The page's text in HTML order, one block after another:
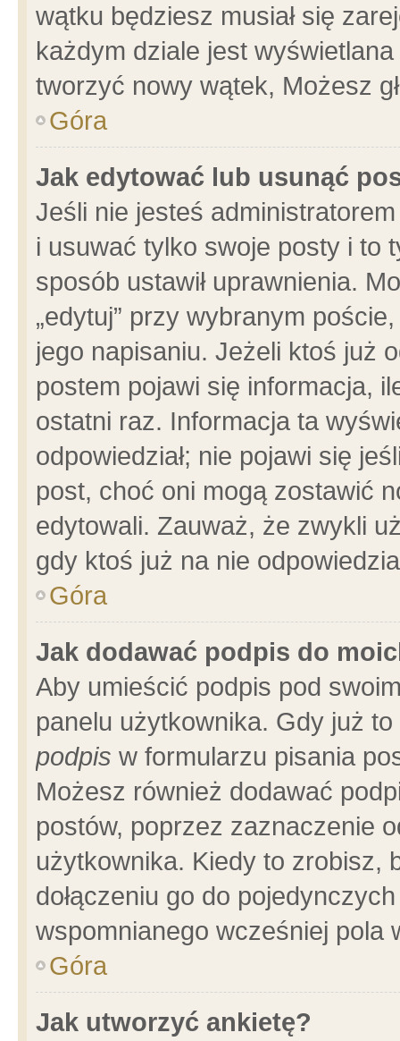
wątku będziesz musiał się
każdym dziale jest
tworzyć nowy wątek, Możesz
Góra
Jak edytować lub usunąć
Jeśli nie jesteś
i usuwać tylko swoje posty i to
sposób ustawił uprawnienia.
„edytuj” przy wybranym
jego napisaniu. Jeżeli ktoś już
postem pojawi się informacja,
ostatni raz. Informacja ta
odpowiedział; nie pojawi się
post, choć oni mogą zostawić
edytowali. Zauważ, że zwykli
gdy ktoś już na nie
Góra
Jak dodawać podpis do
Aby umieścić podpis pod
panelu użytkownika. Gdy już
podpis w formularzu pisania
Możesz również dodawać
postów, poprzez zaznaczenie
użytkownika. Kiedy to zrobisz,
dołączeniu go do
wspomnianego wcześniej pola
Góra
Jak utworzyć ankietę?